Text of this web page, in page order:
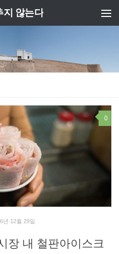
지 않는다
0
년 12월 29일
장 내 철판아이스크